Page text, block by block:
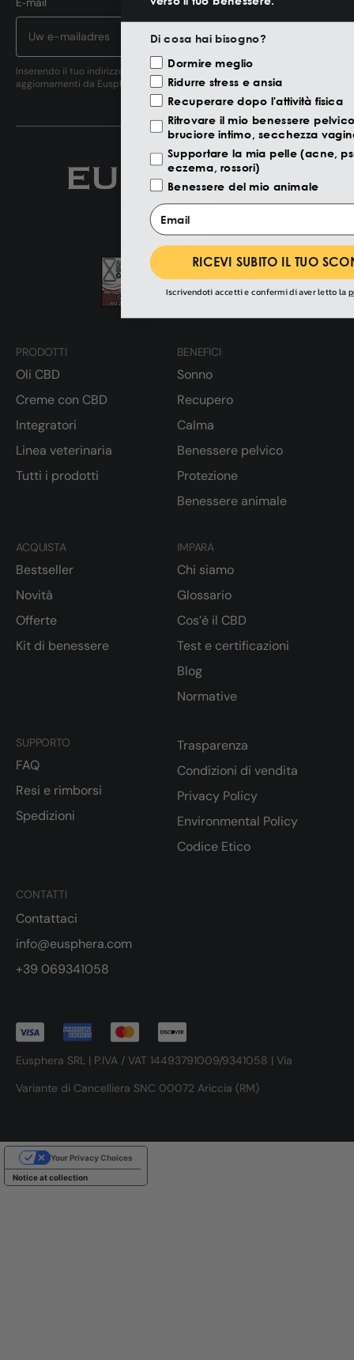
Inserendo il tuo indirizzo email accetti di ricevere notizie, offerte ed
aggiornamenti da Eusphera.
PRODOTTI
Oli CBD
Creme con CBD
Integratori
Linea veterinaria
Tutti i prodotti
BENEFICI
Sonno
Recupero
Calma
Benessere pelvico
Protezione
Benessere animale
ACQUISTA
Bestseller
Novità
Offerte
Kit di benessere
IMPARA
Chi siamo
Glossario
Cos’è il CBD
Test e certificazioni
Blog
Normative
CONTATTI
Contattaci
info@eusphera.com
+39 069341058
SUPPORTO
FAQ
Resi e rimborsi
Spedizioni
Trasparenza
Condizioni di vendita
Privacy Policy
Environmental Policy
Codice Etico
Eusphera SRL | P.IVA / VAT 14493791009/9341058 | Via
Variante di Cancelliera SNC 00072 Ariccia (RM)
Notice at collection
Your Privacy Choices
Di cosa hai bisogno?
Motivazione Visita
Dormire meglio
Ridurre stress e ansia
Recuperare dopo l'attività fisica
Ritrovare il mio benessere
bruciore intimo, secchezza
Supportare la mia pelle (acne,
eczema, rossori)
Benessere del mio animale
Email
RICEVI SUBITO IL TUO
Iscrivendoti accetti e confermi di aver letto la